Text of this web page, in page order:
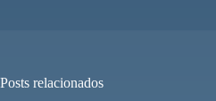
Posts relacionados